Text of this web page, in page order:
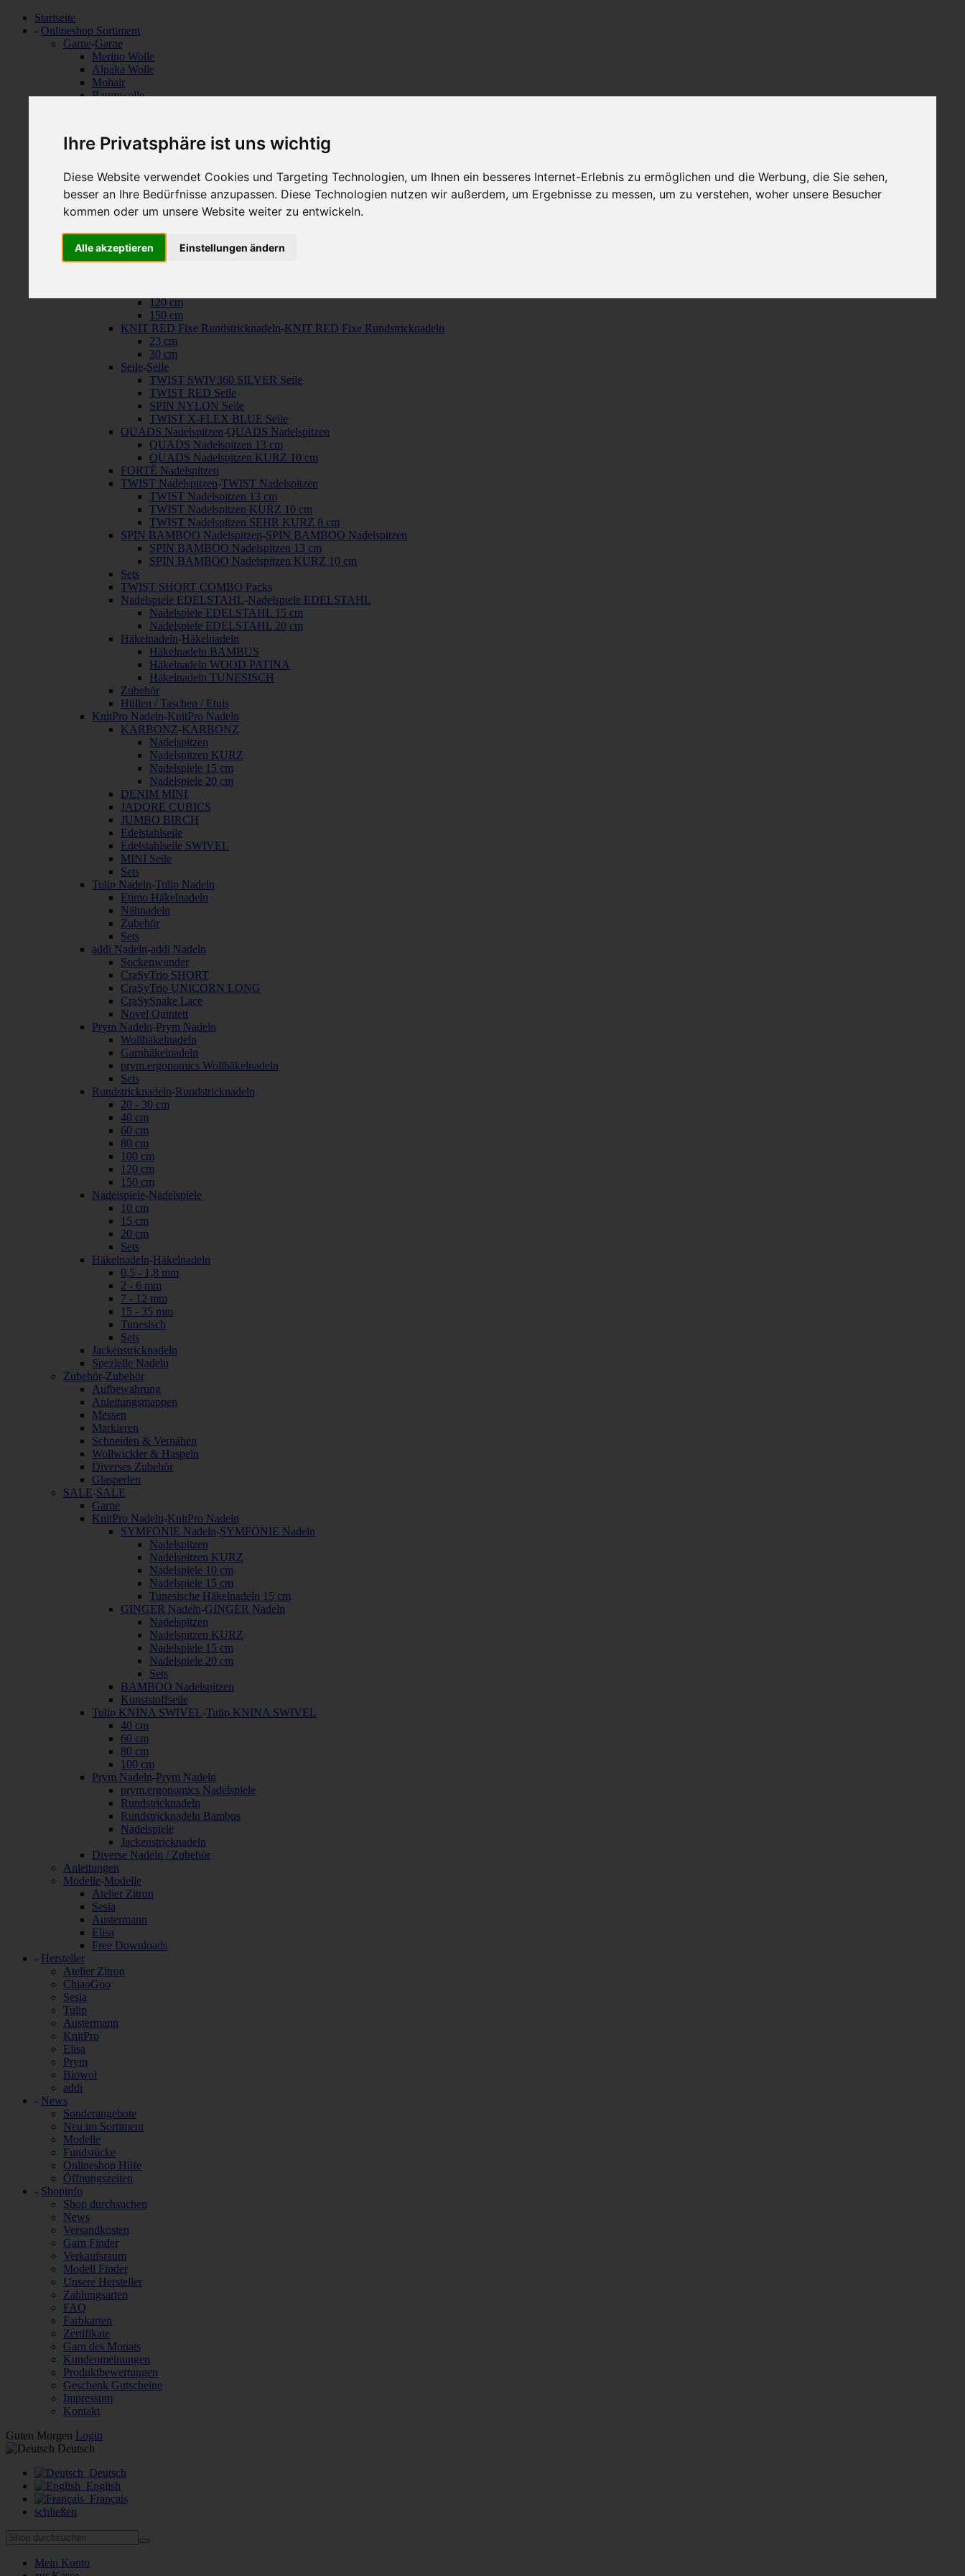
Ihre Privatsphäre ist uns wichtig
Diese Website verwendet Cookies und Targeting Technologien, um Ihnen ein besseres Internet-Erlebnis zu ermöglichen und die Werbung, die Sie sehen,
besser an Ihre Bedürfnisse anzupassen. Diese Technologien nutzen wir außerdem, um Ergebnisse zu messen, um zu verstehen, woher unsere Besucher
kommen oder um unsere Website weiter zu entwickeln.
Alle akzeptieren Einstellungen ändern
Startseite
- Onlineshop Sortiment
Garne-Garne
Merino Wolle
Alpaka Wolle
Mohair
Baumwolle
Mischungen
Sockenwolle
Lace Garne
Farbverlauf
Beilaufgarne
Nadeln-Nadeln
RED LACE Fixe Rundstricknadeln
40 cm
60 cm
120 cm
150 cm
KNIT RED Fixe Rundstricknadeln-KNIT RED Fixe Rundstricknadeln
23 cm
30 cm
Seile-Seile
TWIST SWIV360 SILVER Seile
TWIST RED Seile
SPIN NYLON Seile
TWIST X-FLEX BLUE Seile
QUADS Nadelspitzen-QUADS Nadelspitzen
QUADS Nadelspitzen 13 cm
QUADS Nadelspitzen KURZ 10 cm
FORTÉ Nadelspitzen
TWIST Nadelspitzen-TWIST Nadelspitzen
TWIST Nadelspitzen 13 cm
TWIST Nadelspitzen KURZ 10 cm
TWIST Nadelspitzen SEHR KURZ 8 cm
SPIN BAMBOO Nadelspitzen-SPIN BAMBOO Nadelspitzen
SPIN BAMBOO Nadelspitzen 13 cm
SPIN BAMBOO Nadelspitzen KURZ 10 cm
Sets
TWIST SHORT COMBO Packs
Nadelspiele EDELSTAHL-Nadelspiele EDELSTAHL
Nadelspiele EDELSTAHL 15 cm
Nadelspiele EDELSTAHL 20 cm
Häkelnadeln-Häkelnadeln
Häkelnadeln BAMBUS
Häkelnadeln WOOD PATINA
Häkelnadeln TUNESISCH
Zubehör
Hüllen / Taschen / Etuis
KnitPro Nadeln-KnitPro Nadeln
KARBONZ-KARBONZ
Nadelspitzen
Nadelspitzen KURZ
Nadelspiele 15 cm
Nadelspiele 20 cm
DENIM MINI
JADORE CUBICS
JUMBO BIRCH
Edelstahlseile
Edelstahlseile SWIVEL
MINI Seile
Sets
Tulip Nadeln-Tulip Nadeln
Etimo Häkelnadeln
Nähnadeln
Zubehör
Sets
addi Nadeln-addi Nadeln
Sockenwunder
CraSyTrio SHORT
CraSyTrio UNICORN LONG
CraSySnake Lace
Novel Quintett
Prym Nadeln-Prym Nadeln
Wollhäkelnadeln
Garnhäkelnadeln
prym.ergonomics Wollhäkelnadeln
Sets
Rundstricknadeln-Rundstricknadeln
20 - 30 cm
40 cm
60 cm
80 cm
100 cm
120 cm
150 cm
Nadelspiele-Nadelspiele
10 cm
15 cm
20 cm
Sets
Häkelnadeln-Häkelnadeln
0,5 - 1,8 mm
2 - 6 mm
7 - 12 mm
15 - 35 mm
Tunesisch
Sets
Jackenstricknadeln
Spezielle Nadeln
Zubehör-Zubehör
Aufbewahrung
Anleitungsmappen
Messen
Markieren
Schneiden & Vernähen
Wollwickler & Haspeln
Diverses Zubehör
Glasperlen
SALE-SALE
Garne
KnitPro Nadeln-KnitPro Nadeln
SYMFONIE Nadeln-SYMFONIE Nadeln
Nadelspitzen
Nadelspitzen KURZ
Nadelspiele 10 cm
Nadelspiele 15 cm
Tunesische Häkelnadeln 15 cm
GINGER Nadeln-GINGER Nadeln
Nadelspitzen
Nadelspitzen KURZ
Nadelspiele 15 cm
Nadelspiele 20 cm
Sets
BAMBOO Nadelspitzen
Kunststoffseile
Tulip KNINA SWIVEL-Tulip KNINA SWIVEL
40 cm
60 cm
80 cm
100 cm
Prym Nadeln-Prym Nadeln
prym.ergonomics Nadelspiele
Rundstricknadeln
Rundstricknadeln Bambus
Nadelspiele
Jackenstricknadeln
Diverse Nadeln / Zubehör
Anleitungen
Modelle-Modelle
Atelier Zitron
Sesia
Austermann
Elisa
Free Downloads
- Hersteller
Atelier Zitron
ChiaoGoo
Sesia
Tulip
Austermann
KnitPro
Elisa
Prym
Biowol
addi
- News
Sonderangebote
Neu im Sortiment
Modelle
Fundstücke
Onlineshop Hilfe
Öffnungszeiten
- Shopinfo
Shop durchsuchen
News
Versandkosten
Garn Finder
Verkaufsraum
Modell Finder
Unsere Hersteller
Zahlungsarten
FAQ
Farbkarten
Zertifikate
Garn des Monats
Kundenmeinungen
Produktbewertungen
Geschenk Gutscheine
Impressum
Kontakt
Guten Morgen Login
Deutsch
Deutsch
English
Français
schließen
Mein Konto